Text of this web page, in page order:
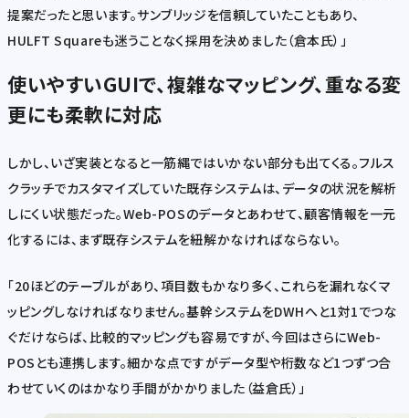
提案だったと思います。サンブリッジを信頼していたこともあり、
HULFT Squareも迷うことなく採用を決めました（倉本氏）」
使いやすいGUIで、複雑なマッピング、重なる変
更にも柔軟に対応
しかし、いざ実装となると一筋縄ではいかない部分も出てくる。フルス
クラッチでカスタマイズしていた既存システムは、データの状況を解析
しにくい状態だった。Web-POSのデータとあわせて、顧客情報を一元
化するには、まず既存システムを紐解かなければならない。
「20ほどのテーブルがあり、項目数もかなり多く、これらを漏れなくマ
ッピングしなければなりません。基幹システムをDWHへと1対1でつな
ぐだけならば、比較的マッピングも容易ですが、今回はさらにWeb-
POSとも連携します。細かな点ですがデータ型や桁数など1つずつ合
わせていくのはかなり手間がかかりました（益倉氏）」